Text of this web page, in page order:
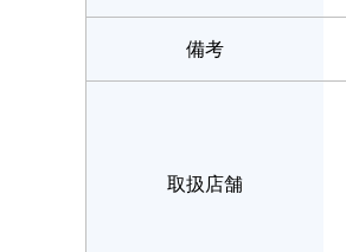
備考
取扱店舗